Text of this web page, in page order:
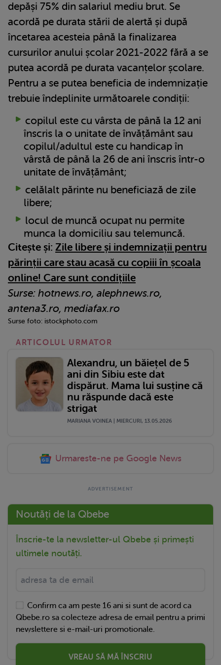
depăși 75% din salariul mediu brut. Se
acordă pe durata stării de alertă și după
încetarea acesteia până la finalizarea
cursurilor anului școlar 2021-2022 fără a se
putea acordă pe durata vacanțelor școlare.
Pentru a se putea beneficia de indemnizație
trebuie îndeplinite următoarele condiții:
copilul este cu vârsta de până la 12 ani
înscris la o unitate de învățământ sau
copilul/adultul este cu handicap în
vârstă de până la 26 de ani înscris într-o
unitate de învățământ;
celălalt părinte nu beneficiază de zile
libere;
locul de muncă ocupat nu permite
munca la domiciliu sau telemuncă.
Citește și: Zile libere și indemnizații pentru
părinții care stau acasă cu copiii în școala
online! Care sunt condițiile
Surse: hotnews.ro, alephnews.ro,
antena3.ro, mediafax.ro
Surse foto: istockphoto.com
ARTICOLUL URMATOR
Alexandru, un băiețel de 5
ani din Sibiu este dat
dispărut. Mama lui susține că
nu răspunde dacă este
strigat
MARIANA VOINEA | MIERCURI, 13.05.2026
Urmareste-ne pe Google News
Noutăți de la Qbebe
Înscrie-te la newsletter-ul Qbebe și primești
ultimele noutăți.
Confirm ca am peste 16 ani si sunt de acord ca
Qbebe.ro sa colecteze adresa de email pentru a primi
newslettere si e-mail-uri promotionale.
VREAU SĂ MĂ ÎNSCRIU